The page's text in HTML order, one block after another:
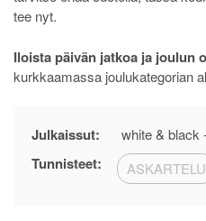
tee nyt.
Iloista päivän jatkoa ja joulun
kurkkaamassa joulukategorian
Julkaissut: white & black
Tunnisteet: ASKARTELU